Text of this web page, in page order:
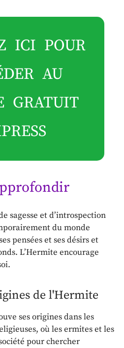
ICI POUR
AU
GRATUIT
sagesse et d’introspection
du monde
pensées et ses désirs et
L’Hermite encourage
de l'Hermite
ses origines dans les
où les ermites et les
pour chercher